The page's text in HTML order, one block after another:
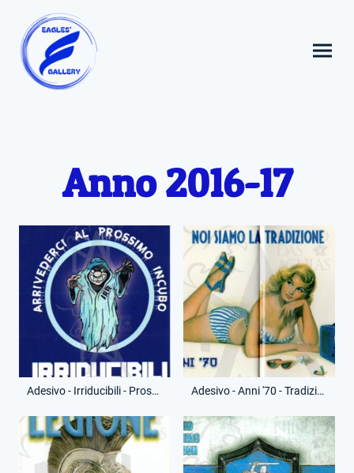
Anno 2016-17
Adesivo - Irriducibili - Prossimo Incubo Adesivo - Anni '70 - Tradizione